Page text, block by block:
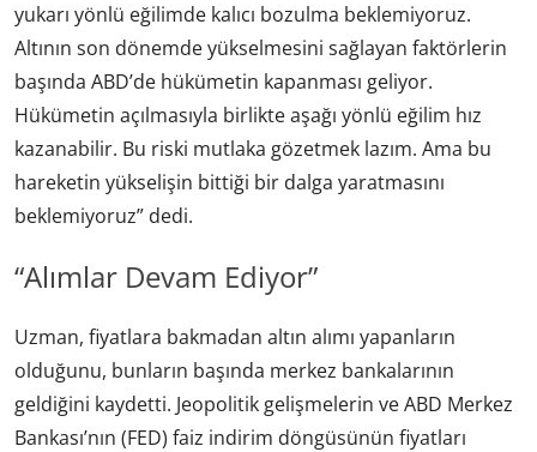
yukarı yönlü eğilimde kalıcı bozulma beklemiyoruz.
Altının son dönemde yükselmesini sağlayan faktörlerin
başında ABD’de hükümetin kapanması geliyor.
Hükümetin açılmasıyla birlikte aşağı yönlü eğilim hız
kazanabilir. Bu riski mutlaka gözetmek lazım. Ama bu
hareketin yükselişin bittiği bir dalga yaratmasını
beklemiyoruz” dedi.
“Alımlar Devam Ediyor”
Uzman, fiyatlara bakmadan altın alımı yapanların
olduğunu, bunların başında merkez bankalarının
geldiğini kaydetti. Jeopolitik gelişmelerin ve ABD Merkez
Bankası’nın (FED) faiz indirim döngüsünün fiyatları